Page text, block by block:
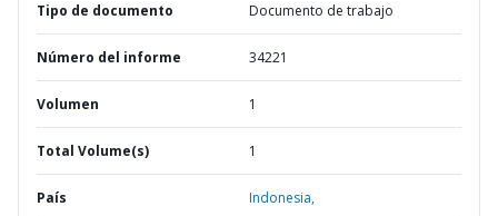
Tipo de documento Documento de trabajo
Número del informe 34221
Volumen 1
Total Volume(s) 1
País Indonesia,